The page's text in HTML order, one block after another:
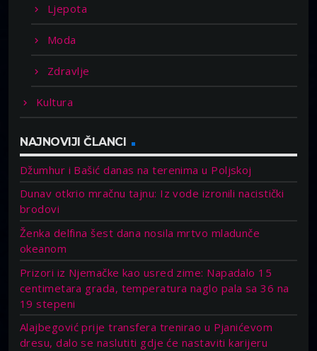
Ljepota
Moda
Zdravlje
Kultura
NAJNOVIJI ČLANCI
Džumhur i Bašić danas na terenima u Poljskoj
Dunav otkrio mračnu tajnu: Iz vode izronili nacistički
brodovi
Ženka delfina šest dana nosila mrtvo mladunče
okeanom
Prizori iz Njemačke kao usred zime: Napadalo 15
centimetara grada, temperatura naglo pala sa 36 na
19 stepeni
Alajbegović prije transfera trenirao u Pjanićevom
dresu, dalo se naslutiti gdje će nastaviti karijeru